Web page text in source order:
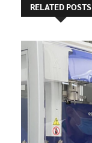
RELATED POSTS